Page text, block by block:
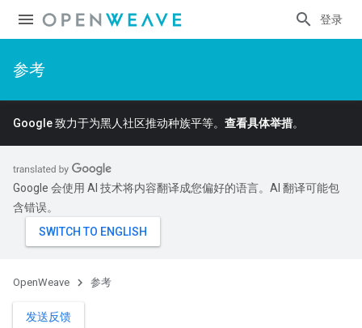
登录
参考
Google 致力于为黑人社区推动种族平等。 查看具体举措。
Google 会使用 AI 技术将内容翻译成您偏好的语言。AI 翻译可能包
含错误。
OpenWeave 参考
发送反馈